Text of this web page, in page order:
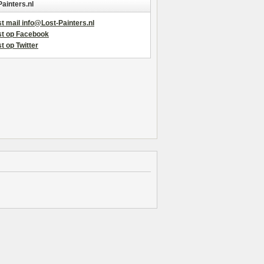
mail info@Lost-Painters.nl
op Facebook
op Twitter